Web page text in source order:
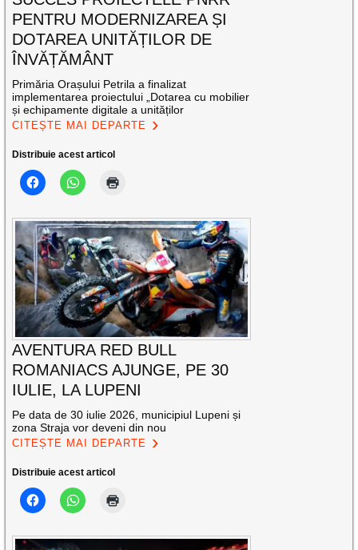
PENTRU MODERNIZAREA ȘI
DOTAREA UNITĂȚILOR DE
ÎNVĂȚĂMÂNT
Primăria Orașului Petrila a finalizat
implementarea proiectului „Dotarea cu mobilier
și echipamente digitale a unităților
CITEȘTE MAI DEPARTE
Distribuie acest articol
AVENTURA RED BULL
ROMANIACS AJUNGE, PE 30
IULIE, LA LUPENI
Pe data de 30 iulie 2026, municipiul Lupeni și
zona Straja vor deveni din nou
CITEȘTE MAI DEPARTE
Distribuie acest articol